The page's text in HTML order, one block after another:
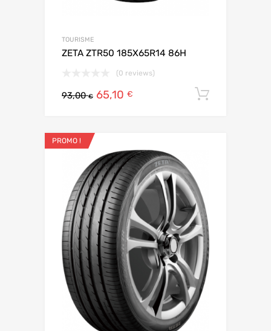
TOURISME
ZETA ZTR50 185X65R14 86H
(0 reviews)
93,00€ 65,10 €
PROMO !